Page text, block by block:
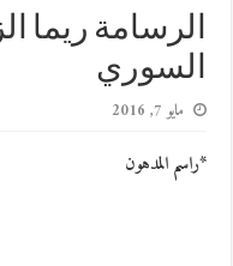
الرسامة ريما
السوري
مايو 7, 2016
*راسم المدهون